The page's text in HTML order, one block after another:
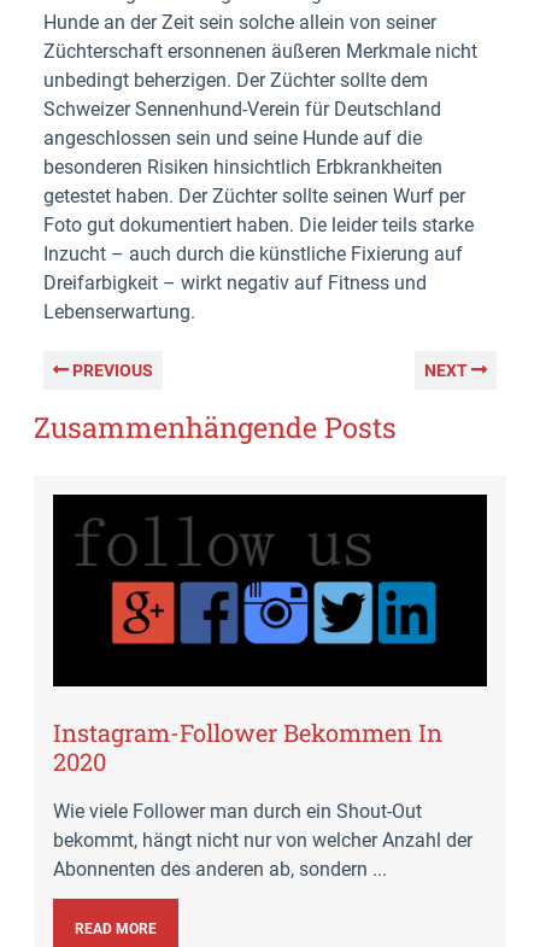
Hunde an der Zeit sein solche allein von seiner
Züchterschaft ersonnenen äußeren Merkmale nicht
unbedingt beherzigen. Der Züchter sollte dem
Schweizer Sennenhund-Verein für Deutschland
angeschlossen sein und seine Hunde auf die
besonderen Risiken hinsichtlich Erbkrankheiten
getestet haben. Der Züchter sollte seinen Wurf per
Foto gut dokumentiert haben. Die leider teils starke
Inzucht – auch durch die künstliche Fixierung auf
Dreifarbigkeit – wirkt negativ auf Fitness und
Lebenserwartung.
PREVIOUS NEXT
Zusammenhängende Posts
Instagram-Follower Bekommen In
2020
Wie viele Follower man durch ein Shout-Out
bekommt, hängt nicht nur von welcher Anzahl der
Abonnenten des anderen ab, sondern ...
READ MORE